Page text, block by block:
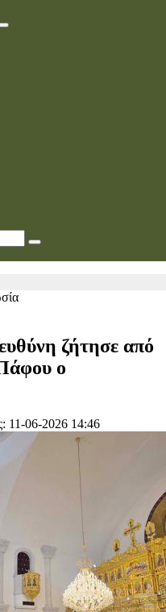
ζήτησε από
ο
11-06-2026 14:46